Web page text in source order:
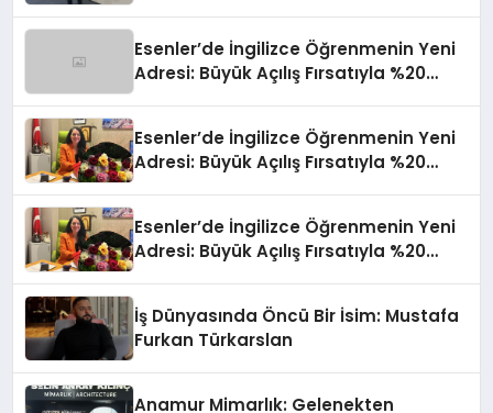
Esenler’de İngilizce Öğrenmenin Yeni
Adresi: Büyük Açılış Fırsatıyla %20
Esenler’de İngilizce Öğrenmenin Yeni
Adresi: Büyük Açılış Fırsatıyla %20
Esenler’de İngilizce Öğrenmenin Yeni
Adresi: Büyük Açılış Fırsatıyla %20
İş Dünyasında Öncü Bir İsim: Mustafa
Furkan Türkarslan
Anamur Mimarlık: Gelenekten